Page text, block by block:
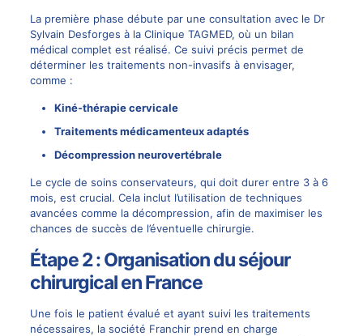
La première phase débute par une consultation avec le Dr
Sylvain Desforges à la Clinique TAGMED, où un bilan
médical complet est réalisé. Ce suivi précis permet de
déterminer les traitements non-invasifs à envisager,
comme :
Kiné-thérapie cervicale
Traitements médicamenteux adaptés
Décompression neurovertébrale
Le cycle de soins conservateurs, qui doit durer entre 3 à 6
mois, est crucial. Cela inclut l’utilisation de techniques
avancées comme la décompression, afin de maximiser les
chances de succès de l’éventuelle chirurgie.
Étape 2 : Organisation du séjour
chirurgical en France
Une fois le patient évalué et ayant suivi les traitements
nécessaires, la société Franchirprend en charge